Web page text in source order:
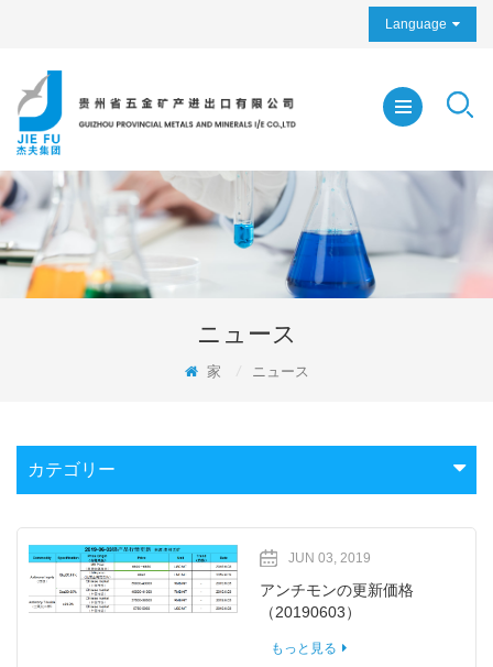
Language
ニュース
家 ニュース
カテゴリー
JUN 03, 2019
アンチモンの更新価格
（20190603）
もっと見る